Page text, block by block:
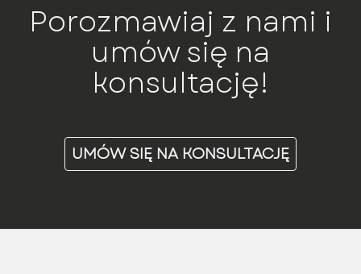
Porozmawiaj z nami i
umów się na
konsultację!
UMÓW SIĘ NA KONSULTACJĘ